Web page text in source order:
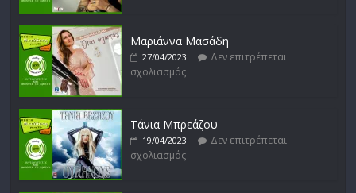
σχολιασμός
σχολιασμός
Μαριάννα Μασάδη
27/04/2023
Δεν επιτρέπεται
σχολιασμός
Τάνια Μπρεάζου
19/04/2023
Δεν επιτρέπεται
σχολιασμός